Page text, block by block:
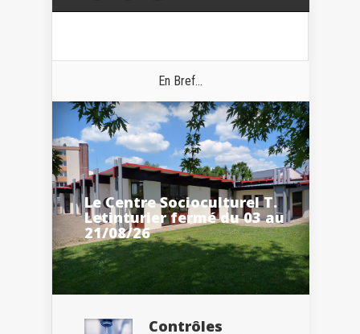
En Bref...
Le Centre Socioculturel T.
Letinturier fermé du 03 au
21/08/26
Contrôles